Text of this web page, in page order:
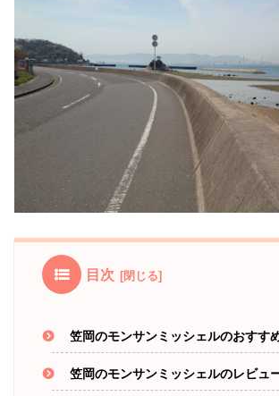
目次
笠岡のモンサンミッシェルのおすす
笠岡のモンサンミッシェルのレビュ